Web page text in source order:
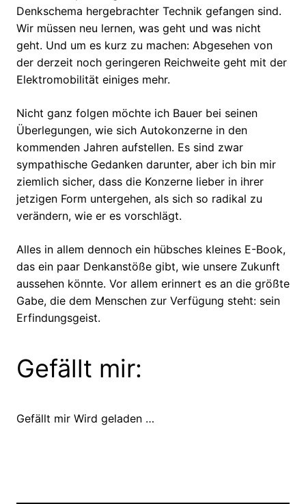
Denkschema hergebrachter Technik gefangen sind.
Wir müssen neu lernen, was geht und was nicht
geht. Und um es kurz zu machen: Abgesehen von
der derzeit noch geringeren Reichweite geht mit der
Elektromobilität einiges mehr.
Nicht ganz folgen möchte ich Bauer bei seinen
Überlegungen, wie sich Autokonzerne in den
kommenden Jahren aufstellen. Es sind zwar
sympathische Gedanken darunter, aber ich bin mir
ziemlich sicher, dass die Konzerne lieber in ihrer
jetzigen Form untergehen, als sich so radikal zu
verändern, wie er es vorschlägt.
Alles in allem dennoch ein hübsches kleines E-Book,
das ein paar Denkanstöße gibt, wie unsere Zukunft
aussehen könnte. Vor allem erinnert es an die größte
Gabe, die dem Menschen zur Verfügung steht: sein
Erfindungsgeist.
Gefällt mir:
Gefällt mir Wird geladen …